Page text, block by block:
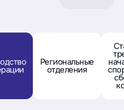
Региональные
отделения